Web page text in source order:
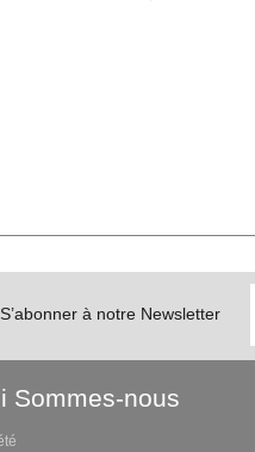
S’abonner à notre Newsletter
Sommes-nous